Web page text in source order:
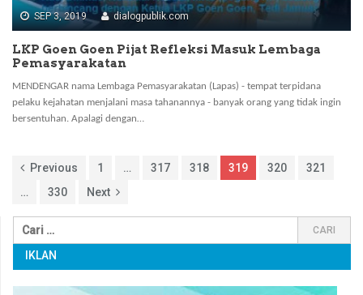
SEP 3, 2019 dialogpublik.com
LKP Goen Goen Pijat Refleksi Masuk Lembaga
Pemasyarakatan
MENDENGAR nama Lembaga Pemasyarakatan (Lapas) - tempat terpidana
pelaku kejahatan menjalani masa tahanannya - banyak orang yang tidak ingin
bersentuhan. Apalagi dengan…
Previous 1 … 317 318 319 320
321
…
330 Next
IKLAN